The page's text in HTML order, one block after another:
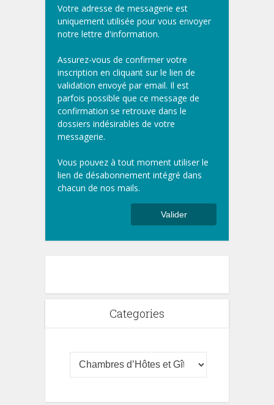
Votre adresse de messagerie est
uniquement utilisée pour vous envoyer
notre lettre d'information.
Assurez-vous de confirmer votre
inscription en cliquant sur le lien de
validation envoyé par email. Il est
parfois possible que ce message de
confirmation se retrouve dans le
dossiers indésirables de votre
messagerie.
Vous pouvez à tout moment utiliser le
lien de désabonnement intégré dans
chacun de nos mails.
Categories